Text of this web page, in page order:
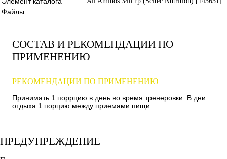
Файлы
СОСТАВ И РЕКОМЕНДАЦИИ ПО
ПРИМЕНЕНИЮ
РЕКОМЕНДАЦИИ ПО ПРИМЕНЕНИЮ
Принимать 1 поррцию в день во время тренеровки. В дни
отдыха 1 порцию между приемами пищи.
ПРЕДУПРЕЖДЕНИЕ